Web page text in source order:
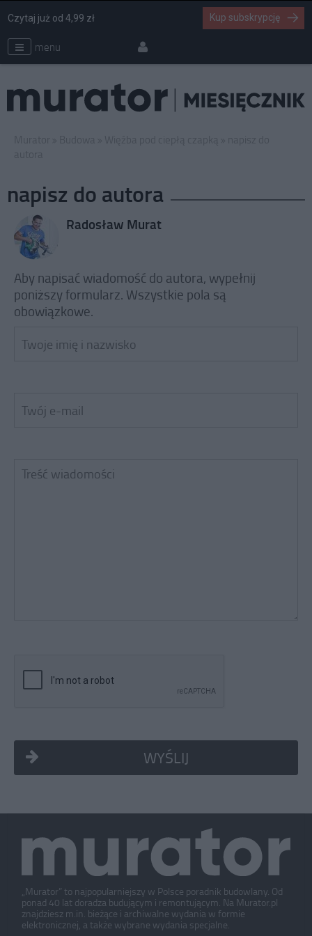
menu
Czytaj już od 4,99 zł Kup subskrypcję
napisz do autora
Radosław Murat
Aby napisać wiadomość do autora, wypełnij
poniższy formularz. Wszystkie pola są
obowiązkowe.
WYŚLIJ
„Murator” to najpopularniejszy w Polsce poradnik budowlany. Od
ponad 40 lat doradza budującym i remontującym. Na Murator.pl
znajdziesz m.in. bieżące i archiwalne wydania w formie
elektronicznej, a także wybrane wydania specjalne.